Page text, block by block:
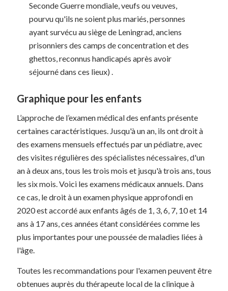
Seconde Guerre mondiale, veufs ou veuves,
pourvu qu'ils ne soient plus mariés, personnes
ayant survécu au siège de Leningrad, anciens
prisonniers des camps de concentration et des
ghettos, reconnus handicapés après avoir
séjourné dans ces lieux) .
Graphique pour les enfants
L’approche de l’examen médical des enfants présente
certaines caractéristiques. Jusqu'à un an, ils ont droit à
des examens mensuels effectués par un pédiatre, avec
des visites régulières des spécialistes nécessaires, d'un
an à deux ans, tous les trois mois et jusqu'à trois ans, tous
les six mois. Voici les examens médicaux annuels. Dans
ce cas, le droit à un examen physique approfondi en
2020 est accordé aux enfants âgés de 1, 3, 6, 7, 10 et 14
ans à 17 ans, ces années étant considérées comme les
plus importantes pour une poussée de maladies liées à
l'âge.
Toutes les recommandations pour l'examen peuvent être
obtenues auprès du thérapeute local de la clinique à